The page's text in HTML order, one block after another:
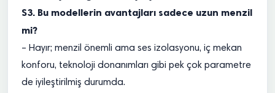
S3. Bu modellerin avantajları sadece uzun menzil
mi?
– Hayır; menzil önemli ama ses izolasyonu, iç mekan
konforu, teknoloji donanımları gibi pek çok parametre
de iyileştirilmiş durumda.